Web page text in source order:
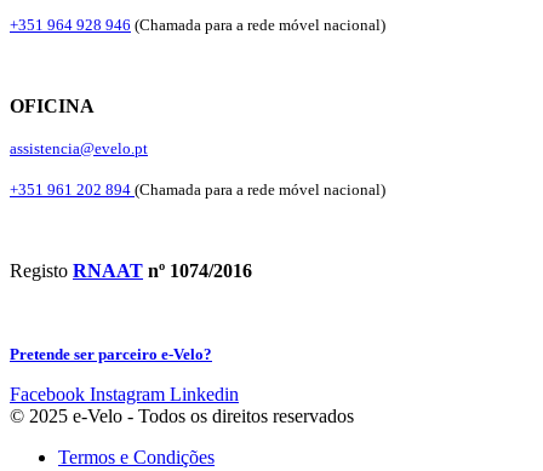
+351 964 928 946 (Chamada para a rede móvel nacional)
OFICINA
assistencia@evelo.pt
+351 961 202 894 (Chamada para a rede móvel nacional)
Registo RNAAT nº 1074/2016
Pretende ser parceiro e-Velo?
Facebook Instagram Linkedin
© 2025 e-Velo - Todos os direitos reservados
Termos e Condições